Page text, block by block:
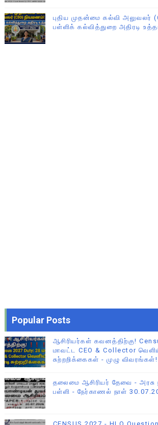
புதிய முதன்மை கல்வி அலுவலர்
பள்ளிக் கல்வித்துறை அதிரடி
Popular Posts
ஆசிரியர்கள் கவனத்திற்கு!
மாவட்ட CEO & Collector
சுற்றறிக்கைகள் - முழு விவரங்கள்!
தலைமை ஆசிரியர் தேவை - அரசு
பள்ளி - நேர்காணல் நாள்